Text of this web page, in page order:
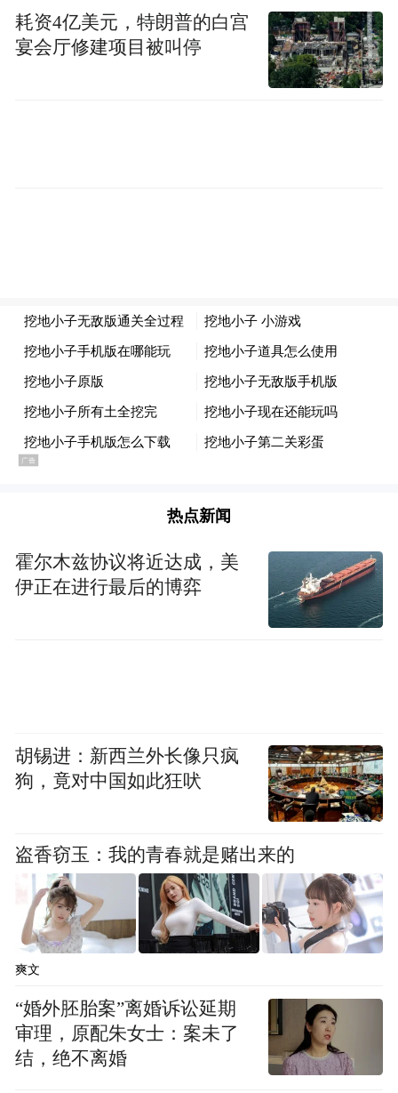
耗资4亿美元，特朗普的白宫
宴会厅修建项目被叫停
热点新闻
霍尔木兹协议将近达成，美
伊正在进行最后的博弈
胡锡进：新西兰外长像只疯
狗，竟对中国如此狂吠
盗香窃玉：我的青春就是赌出来的
爽文
“婚外胚胎案”离婚诉讼延期
审理，原配朱女士：案未了
结，绝不离婚